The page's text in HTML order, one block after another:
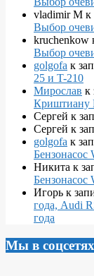
vladimir M к
Выбор
kruchenkow
Выбор
golgofa к
25 и T-210
Мирослав к
Криштиану
Сергей к
Сергей к
golgofa к
Бензонасос
Никита к
Бензонасос
Игорь к
года, Audi
года
Мы в соцсетях